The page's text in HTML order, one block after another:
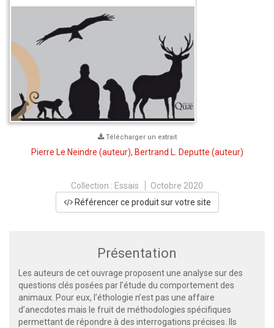
Télécharger un extrait
Pierre Le Neindre (auteur), Bertrand L. Deputte (auteur)
Collection : Essais
Octobre 2020
Référencer ce produit sur votre site
Présentation
Les auteurs de cet ouvrage proposent une analyse sur des
questions clés posées par l’étude du comportement des
animaux. Pour eux, l’éthologie n’est pas une affaire
d’anecdotes mais le fruit de méthodologies spécifiques
permettant de répondre à des interrogations précises. Ils